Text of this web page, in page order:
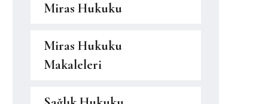
Miras Hukuku
Miras Hukuku
Makaleleri